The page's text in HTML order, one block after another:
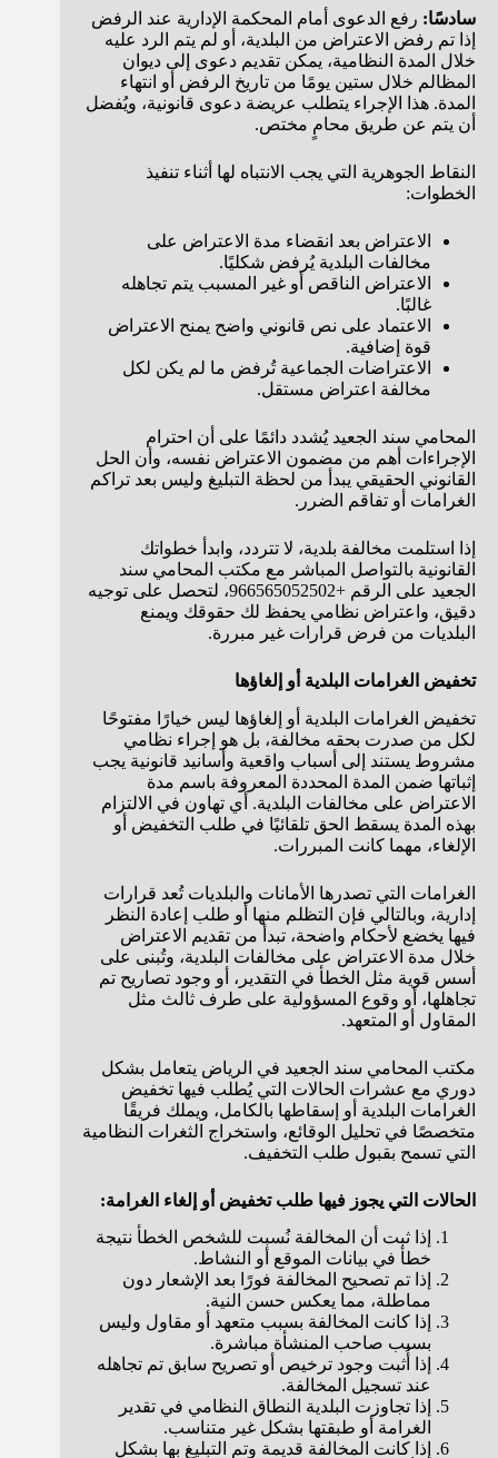
سادسًا: رفع الدعوى أمام المحكمة الإدارية عند الرفض
إذا تم رفض الاعتراض من البلدية، أو لم يتم الرد عليه
خلال المدة النظامية، يمكن تقديم دعوى إلى ديوان
المظالم خلال ستين يومًا من تاريخ الرفض أو انتهاء
المدة. هذا الإجراء يتطلب عريضة دعوى قانونية، ويُفضل
أن يتم عن طريق محامٍ مختص.
النقاط الجوهرية التي يجب الانتباه لها أثناء تنفيذ
الخطوات:
الاعتراض بعد انقضاء مدة الاعتراض على
مخالفات البلدية يُرفض شكليًا.
الاعتراض الناقص أو غير المسبب يتم تجاهله
غالبًا.
الاعتماد على نص قانوني واضح يمنح الاعتراض
قوة إضافية.
الاعتراضات الجماعية تُرفض ما لم يكن لكل
مخالفة اعتراض مستقل.
المحامي سند الجعيد يُشدد دائمًا على أن احترام
الإجراءات أهم من مضمون الاعتراض نفسه، وأن الحل
القانوني الحقيقي يبدأ من لحظة التبليغ وليس بعد تراكم
الغرامات أو تفاقم الضرر.
إذا استلمت مخالفة بلدية، لا تتردد، وابدأ خطواتك
القانونية بالتواصل المباشر مع مكتب المحامي سند
الجعيد على الرقم +966565052502، لتحصل على توجيه
دقيق، واعتراض نظامي يحفظ لك حقوقك ويمنع
البلديات من فرض قرارات غير مبررة.
تخفيض الغرامات البلدية أو إلغاؤها
تخفيض الغرامات البلدية أو إلغاؤها ليس خيارًا مفتوحًا
لكل من صدرت بحقه مخالفة، بل هو إجراء نظامي
مشروط يستند إلى أسباب واقعية وأسانيد قانونية يجب
إثباتها ضمن المدة المحددة المعروفة باسم مدة
الاعتراض على مخالفات البلدية. أي تهاون في الالتزام
بهذه المدة يسقط الحق تلقائيًا في طلب التخفيض أو
الإلغاء، مهما كانت المبررات.
الغرامات التي تصدرها الأمانات والبلديات تُعد قرارات
إدارية، وبالتالي فإن التظلم منها أو طلب إعادة النظر
فيها يخضع لأحكام واضحة، تبدأ من تقديم الاعتراض
خلال مدة الاعتراض على مخالفات البلدية، وتُبنى على
أسس قوية مثل الخطأ في التقدير، أو وجود تصاريح تم
تجاهلها، أو وقوع المسؤولية على طرف ثالث مثل
المقاول أو المتعهد.
مكتب المحامي سند الجعيد في الرياض يتعامل بشكل
دوري مع عشرات الحالات التي يُطلب فيها تخفيض
الغرامات البلدية أو إسقاطها بالكامل، ويملك فريقًا
متخصصًا في تحليل الوقائع، واستخراج الثغرات النظامية
التي تسمح بقبول طلب التخفيف.
الحالات التي يجوز فيها طلب تخفيض أو إلغاء الغرامة:
إذا ثبت أن المخالفة نُسبت للشخص الخطأ نتيجة
خطأ في بيانات الموقع أو النشاط.
إذا تم تصحيح المخالفة فورًا بعد الإشعار دون
مماطلة، مما يعكس حسن النية.
إذا كانت المخالفة بسبب متعهد أو مقاول وليس
بسبب صاحب المنشأة مباشرة.
إذا أُثبت وجود ترخيص أو تصريح سابق تم تجاهله
عند تسجيل المخالفة.
إذا تجاوزت البلدية النطاق النظامي في تقدير
الغرامة أو طبقتها بشكل غير متناسب.
إذا كانت المخالفة قديمة وتم التبليغ بها بشكل